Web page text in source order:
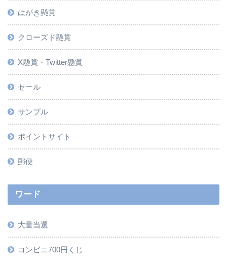
はがき懸賞
クローズド懸賞
X懸賞・Twitter懸賞
セール
サンプル
ポイントサイト
郵便
ワード
大量当選
コンビニ700円くじ